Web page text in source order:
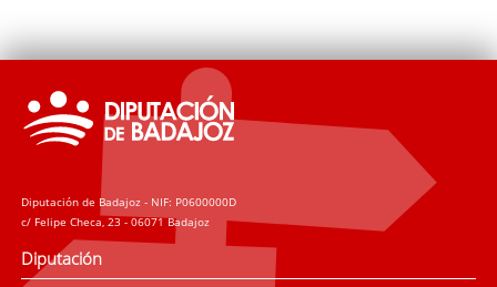
Diputación de Badajoz - NIF: P0600000D
c/ Felipe Checa, 23 - 06071 Badajoz
Diputación